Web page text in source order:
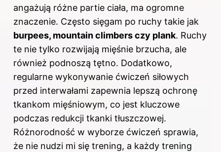
angażują różne partie ciała, ma ogromne
znaczenie. Często sięgam po ruchy takie jak
burpees, mountain climbers czy plank. Ruchy
te nie tylko rozwijają mięśnie brzucha, ale
również podnoszą tętno. Dodatkowo,
regularne wykonywanie ćwiczeń siłowych
przed interwałami zapewnia lepszą ochronę
tkankom mięśniowym, co jest kluczowe
podczas redukcji tkanki tłuszczowej.
Różnorodność w wyborze ćwiczeń sprawia,
że nie nudzi mi się trening, a każdy trening